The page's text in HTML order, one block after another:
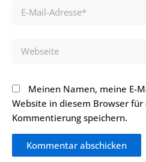
Webseite
Meinen Namen, meine E-
Website in diesem Browser für
Kommentierung speichern.